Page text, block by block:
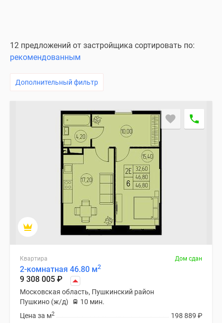
12 предложений от застройщика сортировать по:
рекомендованным
Дополнительный фильтр
Квартира Дом сдан
2-комнатная 46.80 м2
9 308 005 ₽
Московская область, Пушкинский район
Пушкино (ж/д)
10 мин.
198 889 ₽
Цена за м2